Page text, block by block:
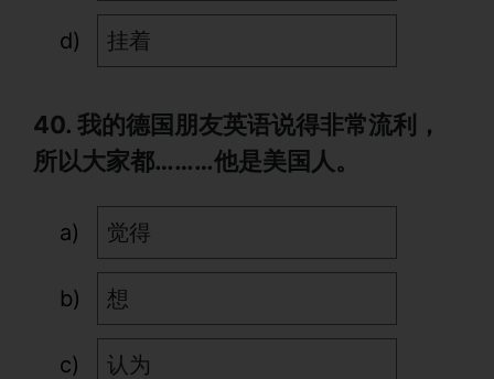
挂着
40. 我的德国朋友英语说得非常流利，
所以大家都………他是美国人。
觉得
想
认为